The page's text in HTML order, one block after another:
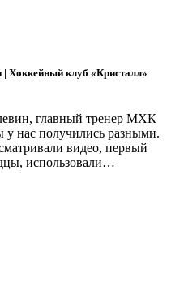
Хоккейный клуб «Кристалл»
главный тренер МХК
нас получились разными.
видео, первый
использовали…